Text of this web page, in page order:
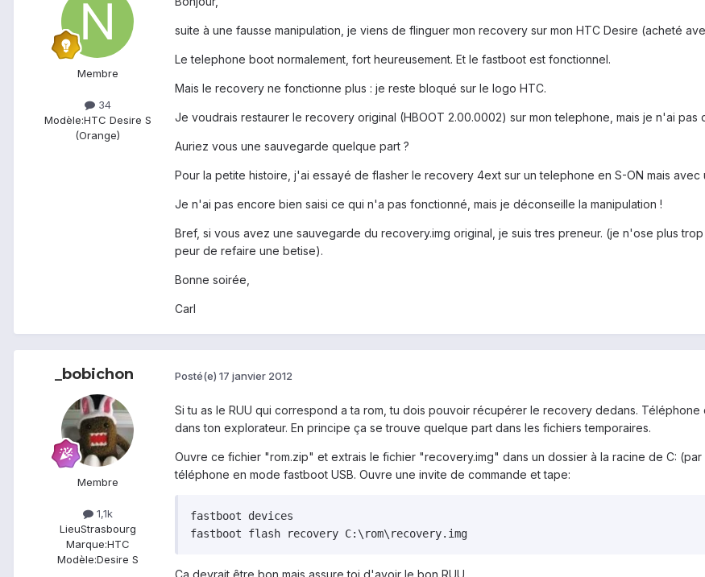
Membre
34
Modèle:HTC Desire S
(Orange)
suite à une fausse manipulation, je viens de flinguer mon recovery sur mon HTC Desire (acheté
Le telephone boot normalement, fort heureusement. Et le fastboot est fonctionnel.
Mais le recovery ne fonctionne plus : je reste bloqué sur le logo HTC.
Je voudrais restaurer le recovery original (HBOOT 2.00.0002) sur mon telephone, mais je n'ai pas
Auriez vous une sauvegarde quelque part ?
Pour la petite histoire, j'ai essayé de flasher le recovery 4ext sur un telephone en S-ON mais
Je n'ai pas encore bien saisi ce qui n'a pas fonctionné, mais je déconseille la manipulation !
Bref, si vous avez une sauvegarde du recovery.img original, je suis tres preneur. (je n'ose plus
peur de refaire une betise).
Bonne soirée,
Carl
_bobichon
Membre
1,1k
LieuStrasbourg
Marque:HTC
Modèle:Desire S
Posté(e) 17 janvier 2012
Si tu as le RUU qui correspond a ta rom, tu dois pouvoir récupérer le recovery dedans.
dans ton explorateur. En principe ça se trouve quelque part dans les fichiers temporaires.
Ouvre ce fichier "rom.zip" et extrais le fichier "recovery.img" dans un dossier à la racine de C:
téléphone en mode fastboot USB. Ouvre une invite de commande et tape:
fastboot devices
fastboot flash recovery C:\rom\recovery.img